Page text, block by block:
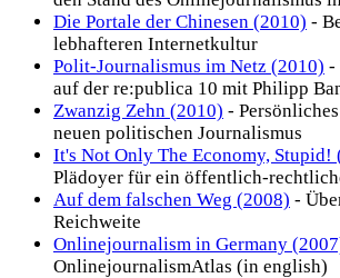
Die Portale der Chinesen (2010) -
lebhafteren Internetkultur
Polit-Journalismus im Netz (2010) -
auf der re:publica 10 mit Philipp
Zwanzig Zehn (2010) -
neuen politischen Journalismus
It's Not Only The Economy, Stupid!
Plädoyer für ein öffentlich-
Auf dem falschen Weg (2008) -
Reichweite
Onlinejournalism in Germany
OnlinejournalismAtlas (in english)